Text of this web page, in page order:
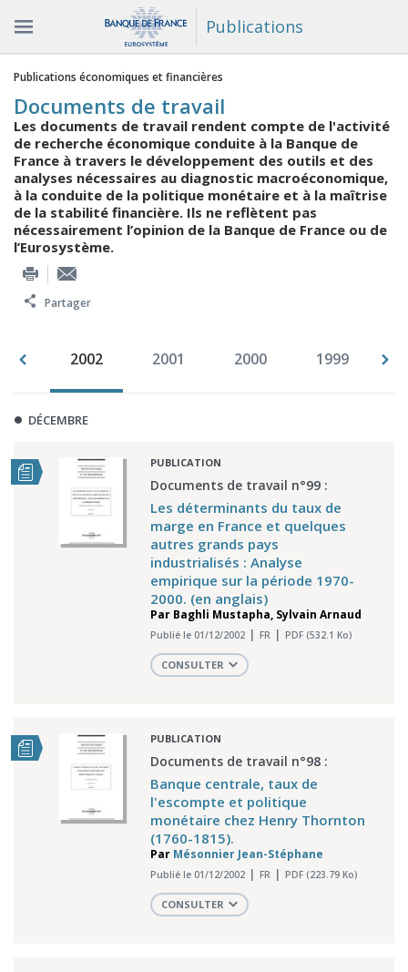
Publications
Vous êtes ici
Publications économiques et financières
Documents de travail
Les documents de travail rendent compte de l'activité
de recherche économique conduite à la Banque de
France à travers le développement des outils et des
analyses nécessaires au diagnostic macroéconomique,
à la conduite de la politique monétaire et à la maîtrise
de la stabilité financière. Ils ne reflètent pas
nécessairement l’opinion de la Banque de France ou de
l’Eurosystème.
Partager
2002 2001 2000 1999
DÉCEMBRE
PUBLICATION
Documents de travail n°99 :
Les déterminants du taux de
marge en France et quelques
autres grands pays
industrialisés : Analyse
empirique sur la période 1970-
2000. (en anglais)
Par Baghli Mustapha, Sylvain Arnaud
Publié le 01/12/2002 FR PDF (532.1 Ko)
CONSULTER
PUBLICATION
Documents de travail n°98 :
Banque centrale, taux de
l'escompte et politique
monétaire chez Henry Thornton
(1760-1815).
Par Mésonnier Jean-Stéphane
Publié le 01/12/2002 FR PDF (223.79 Ko)
CONSULTER